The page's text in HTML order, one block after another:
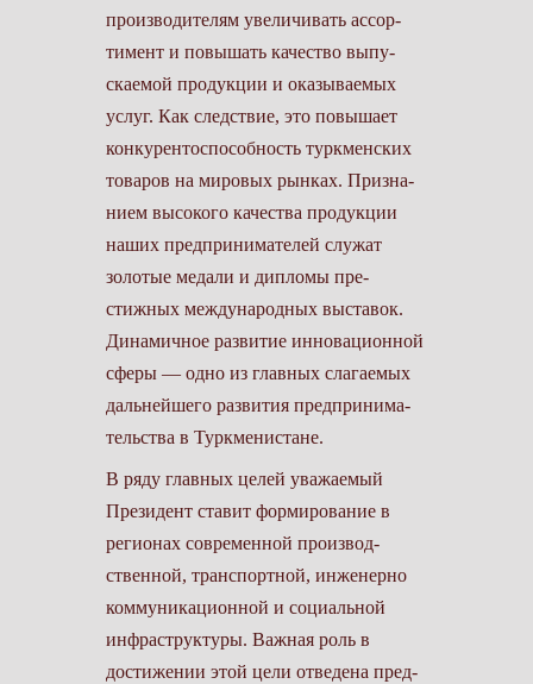
производителям увеличивать ассор­
тимент и повышать качество выпу­
скаемой продукции и оказываемых
услуг. Как следствие, это повышает
конкурентоспособность туркменских
товаров на мировых рынках. Призна­
нием высокого качества продукции
наших предпринимателей служат
золотые медали и дипломы пре­
стижных международных выставок.
Динамичное развитие инновационной
сферы — одно из главных слагаемых
дальнейшего развития предпринима­
тельства в Туркменистане.
В ряду главных целей уважаемый
Президент ставит формирование в
регионах современной производ­
ственной, транспортной, инженерно
коммуникационной и социальной
инфраструктуры. Важная роль в
достижении этой цели отведена пред­